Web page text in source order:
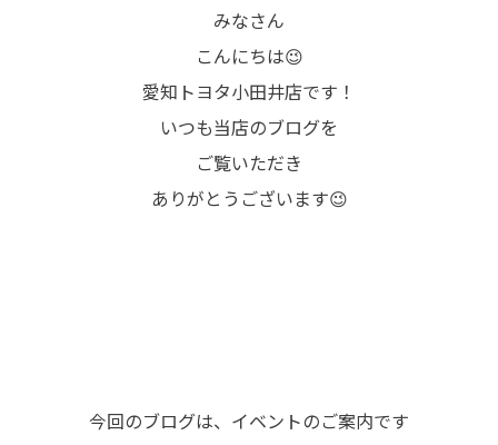
みなさん
こんにちは😉
愛知トヨタ小田井店です！
いつも当店のブログを
ご覧いただき
ありがとうございます😉
今回のブログは、イベントのご案内です